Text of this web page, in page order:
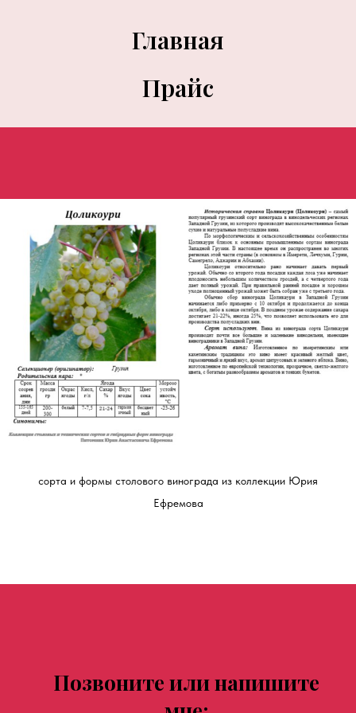
Главная
Прайс
сорта и формы столового винограда из коллекции Юрия
Ефремова
Позвоните или напишите